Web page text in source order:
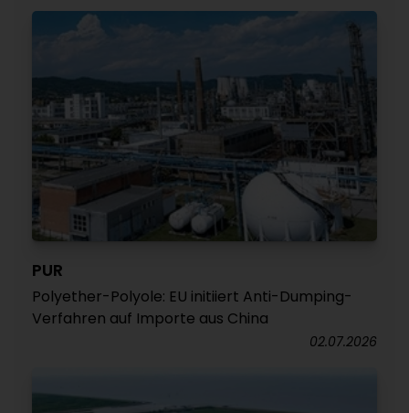
PUR
Polyether-Polyole: EU initiiert Anti-Dumping-
Verfahren auf Importe aus China
02.07.2026